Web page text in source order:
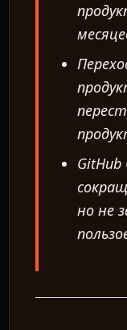
GitHub
но не